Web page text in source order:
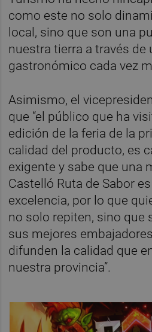
como este no solo
local, sino que son una
nuestra tierra a través de
gastronómico cada vez
Asimismo, el
que “el público que ha
edición de la feria de la
calidad del producto, es
exigente y sabe que una
Castelló Ruta de Sabor
excelencia, por lo que
no solo repiten, sino que
sus mejores
difunden la calidad que
nuestra provincia”.